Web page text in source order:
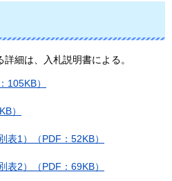
細は、入札説明書による。
105KB）
）
表1）（PDF：52KB）
表2）（PDF：69KB）